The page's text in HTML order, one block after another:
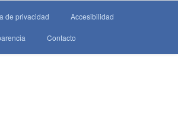
de privacidad Accesibilidad
Contacto